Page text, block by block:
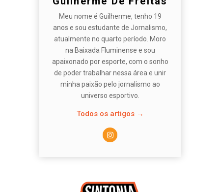
Meu nome é Guilherme, tenho 19
anos e sou estudante de Jornalismo,
atualmente no quarto período. Moro
na Baixada Fluminense e sou
apaixonado por esporte, com o sonho
de poder trabalhar nessa área e unir
minha paixão pelo jornalismo ao
universo esportivo.
Todos os artigos →